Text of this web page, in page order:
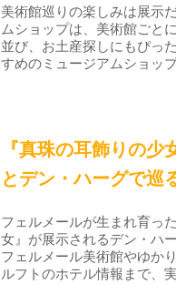
美術館巡りの楽しみは展示
ムショップは、美術館ごと
並び、お土産探しにもぴっ
すめのミュージアムショッ
『真珠の耳飾りの
とデン・ハーグで巡
フェルメールが生まれ育っ
女』が展示されるデン・ハ
フェルメール美術館やゆか
ルフトのホテル情報まで、